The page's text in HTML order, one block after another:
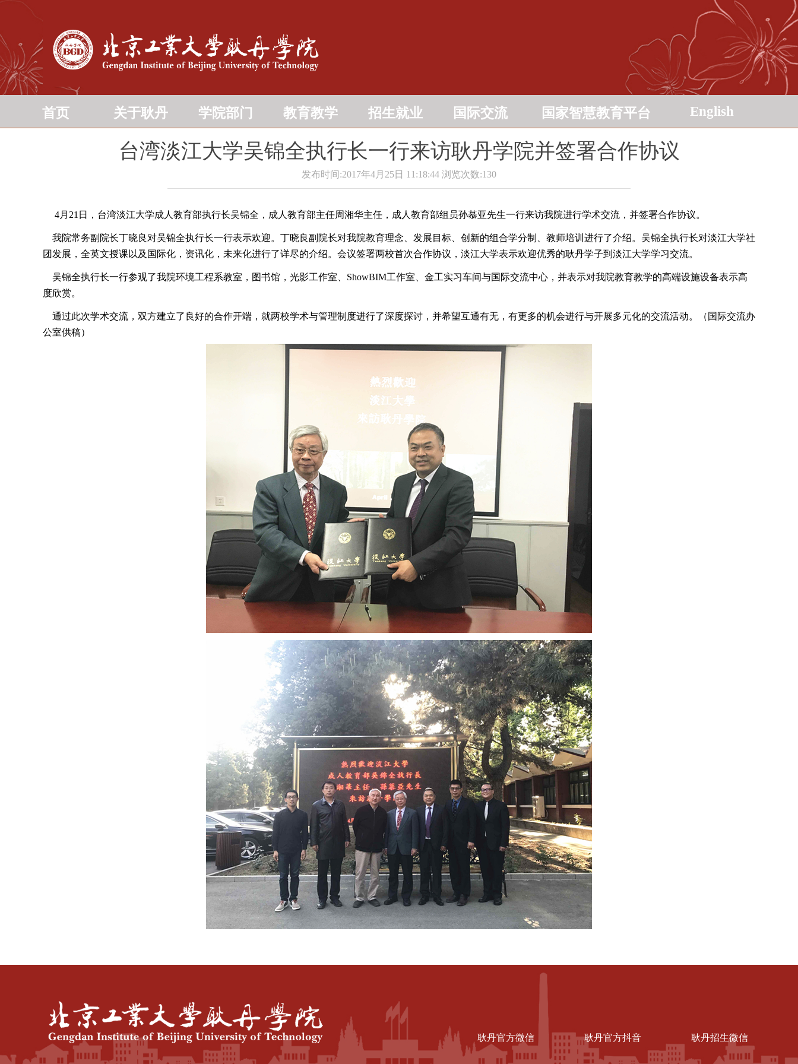
首页 关于耿丹 学院部门 教育教学 招生就业 国际交流 国家智慧教育平台 English
台湾淡江大学吴锦全执行长一行来访耿丹学院并签署合作协议
发布时间:2017年4月25日 11:18:44 浏览次数:130
4月21日，台湾淡江大学成人教育部执行长吴锦全，成人教育部主任周湘华主任，成人教育部组员孙慕亚先生一行来访我院进行学术交流，并签署合作协议。
我院常务副院长丁晓良对吴锦全执行长一行表示欢迎。丁晓良副院长对我院教育理念、发展目标、创新的组合学分制、教师培训进行了介绍。吴锦全执行长对淡江大学社
团发展，全英文授课以及国际化，资讯化，未来化进行了详尽的介绍。会议签署两校首次合作协议，淡江大学表示欢迎优秀的耿丹学子到淡江大学学习交流。
吴锦全执行长一行参观了我院环境工程系教室，图书馆，光影工作室、ShowBIM工作室、金工实习车间与国际交流中心，并表示对我院教育教学的高端设施设备表示高
度欣赏。
通过此次学术交流，双方建立了良好的合作开端，就两校学术与管理制度进行了深度探讨，并希望互通有无，有更多的机会进行与开展多元化的交流活动。（国际交流办
公室供稿）
耿丹招生微信
耿丹官方抖音
耿丹官方微信